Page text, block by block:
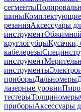
сегменты
шиныКомплектующие
резанияАксессуары
инструментОбжимной
круглогубцыКусачки,
кабелерезы
инструмент
инструменты
приборыДальномеры
лазерные уровни
тестерыТолщиномеры
приборыАксессуары